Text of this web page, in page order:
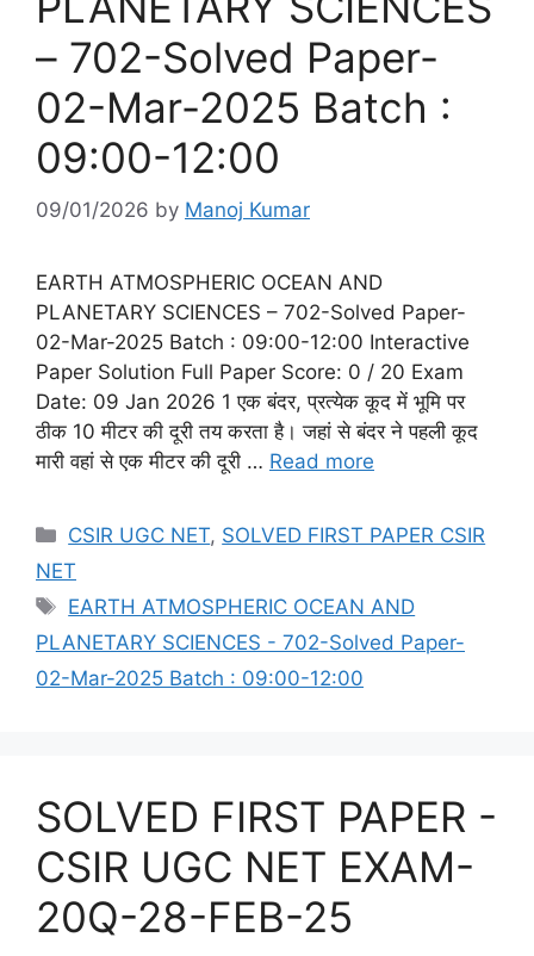
– 702-Solved Paper-
02-Mar-2025 Batch :
09:00-12:00
09/01/2026 by Manoj Kumar
EARTH ATMOSPHERIC OCEAN AND
PLANETARY SCIENCES – 702-Solved Paper-
02-Mar-2025 Batch : 09:00-12:00 Interactive
Paper Solution Full Paper Score: 0 / 20 Exam
Date: 09 Jan 2026 1 एक बंदर, प्रत्येक कूद में भूमि पर
ठीक 10 मीटर की दूरी तय करता है। जहां से बंदर ने पहली कूद
मारी वहां से एक मीटर की दूरी … Read more
Categories
CSIR UGC NET, SOLVED FIRST PAPER CSIR
NET
Tags
EARTH ATMOSPHERIC OCEAN AND
PLANETARY SCIENCES - 702-Solved Paper-
02-Mar-2025 Batch : 09:00-12:00
SOLVED FIRST PAPER -
CSIR UGC NET EXAM-
20Q-28-FEB-25